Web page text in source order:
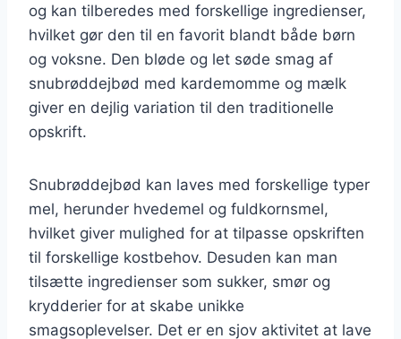
og kan tilberedes med forskellige ingredienser,
hvilket gør den til en favorit blandt både børn
og voksne. Den bløde og let søde smag af
snubrøddejbød med kardemomme og mælk
giver en dejlig variation til den traditionelle
opskrift.
Snubrøddejbød kan laves med forskellige typer
mel, herunder hvedemel og fuldkornsmel,
hvilket giver mulighed for at tilpasse opskriften
til forskellige kostbehov. Desuden kan man
tilsætte ingredienser som sukker, smør og
krydderier for at skabe unikke
smagsoplevelser. Det er en sjov aktivitet at lave